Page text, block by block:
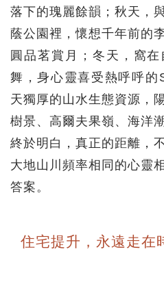
落下的瑰麗餘韻；秋天，
蔭公園裡，懷想千年前的
圓品茗賞月；冬天，窩
舞，身心靈喜受熱呼呼
天獨厚的山水生態資源，
樹景、高爾夫果嶺、海洋
終於明白，真正的距離，
大地山川頻率相同的心靈
答案。
住宅提升，永遠走在